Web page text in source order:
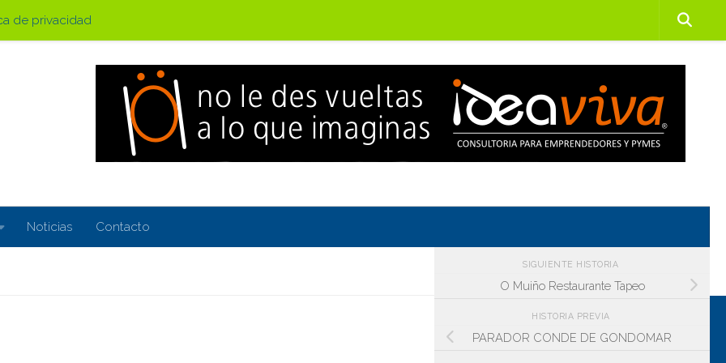
de privacidad
Noticias Contacto
SIGUIENTE HISTORIA
O Muiño Restaurante Tapeo
HISTORIA PREVIA
PARADOR CONDE DE GONDOMAR